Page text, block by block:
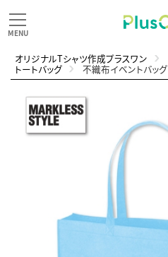
オリジナルTシャツ作成プラスワン
トートバッグ 不織布イベントバッグ